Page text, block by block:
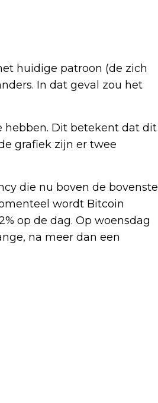
huidige patroon (de zich
In dat geval zou het
hebben. Dit betekent dat dit
grafiek zijn er twee
die nu boven de bovenste
wordt Bitcoin
op de dag. Op woensdag
na meer dan een